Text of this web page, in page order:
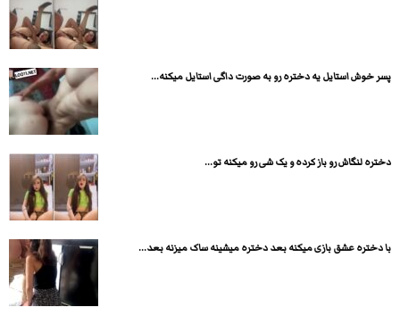
پسر خوش استایل یه دختره رو به صورت داگی استایل میکنه...
دختره لنگاش رو باز کرده و یک شی رو میکنه تو...
با دختره عشق بازی میکنه بعد دختره میشینه ساک میزنه بعد...